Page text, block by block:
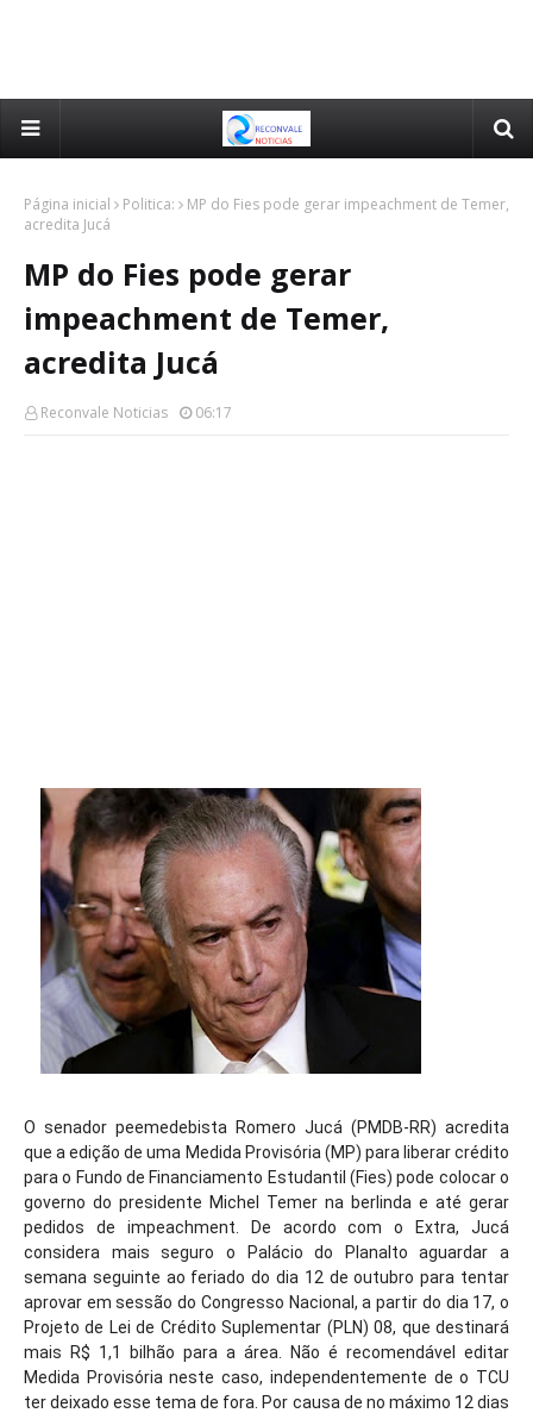
Página inicial Politica:
MP do Fies pode gerar impeachment de Temer,
acredita Jucá
MP do Fies pode gerar
impeachment de Temer,
acredita Jucá
Reconvale Noticias 06:17
O senador peemedebista Romero Jucá (PMDB-RR) acredita
que a edição de uma Medida Provisória (MP) para liberar crédito
para o Fundo de Financiamento Estudantil (Fies) pode colocar o
governo do presidente Michel Temer na berlinda e até gerar
pedidos de impeachment. De acordo com o Extra, Jucá
considera mais seguro o Palácio do Planalto aguardar a
semana seguinte ao feriado do dia 12 de outubro para tentar
aprovar em sessão do Congresso Nacional, a partir do dia 17, o
Projeto de Lei de Crédito Suplementar (PLN) 08, que destinará
mais R$ 1,1 bilhão para a área. Não é recomendável editar
Medida Provisória neste caso, independentemente de o TCU
ter deixado esse tema de fora. Por causa de no máximo 12 dias